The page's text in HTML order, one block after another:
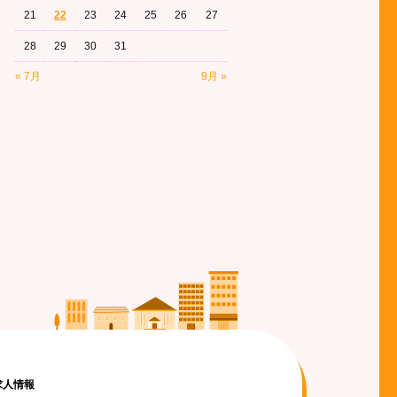
« 7月 9月 »
21 22 23 24 25 26 27
28 29 30 31
人情報